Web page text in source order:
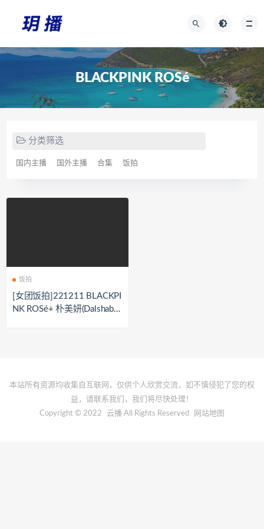
BLACKPINK ROSé
分类筛选
国内主播 国外主播 合集 饭拍
饭拍
[女团饭拍]221211 BLACKPI
NK ROSé+ 朴美妍(Dalshabe
本站所有资源均收集自互联网，仅供个人欣赏交流，如不慎侵犯了您的权
益，请联系我们，我们将尽快处理！
Copyright © 2022
云播 All Rights Reserved 网站地图